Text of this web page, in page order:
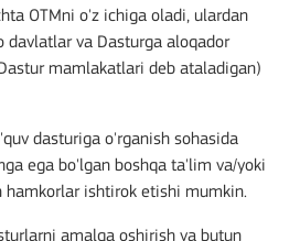
OTMni o'z ichiga oladi, ulardan
davlatlar va Dasturga aloqador
mamlakatlari deb ataladigan)
dasturiga o'rganish sohasida
ega bo'lgan boshqa ta'lim va/yoki
ishtirok etishi mumkin.
amalga oshirish va butun